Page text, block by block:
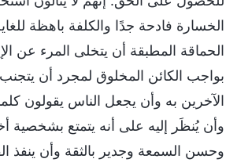
الخسارة فادحة جدًا والكلفة باهظة
الحماقة المطبقة أن يتخلى المرء عن
بواجب الكائن المخلوق لمجرد أن
الآخرين به وأن يجعل الناس يقولون
وأن يُنظَر إليه على أنه يتمتع بشخصية
وحسن السمعة وجدير بالثقة وأن ينفذ